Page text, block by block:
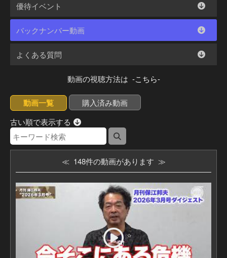
優待イベント
バックナンバー動画
よくある質問
動画の視聴方法は -こちら-
動画一覧
購入済み動画
古い順で表示する
≪ 148件の動画があります ≫